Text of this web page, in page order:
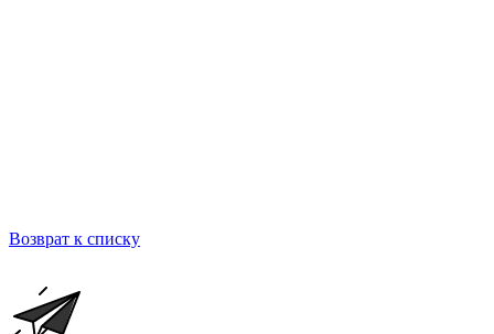
Возврат к списку